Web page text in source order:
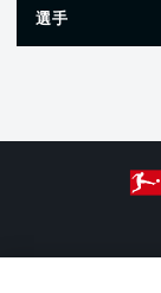
選手